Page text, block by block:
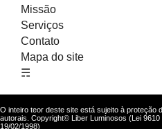
Missão
Serviços
Contato
Mapa do site
☴
O inteiro teor deste site está sujeito à proteção
autorais. Copyright© Liber Luminosos (Lei 9610
19/02/1998)